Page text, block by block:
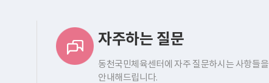
자주하는 질문
동천국민체육센터에 자주 질문하시는 사항들을
안내해드립니다.